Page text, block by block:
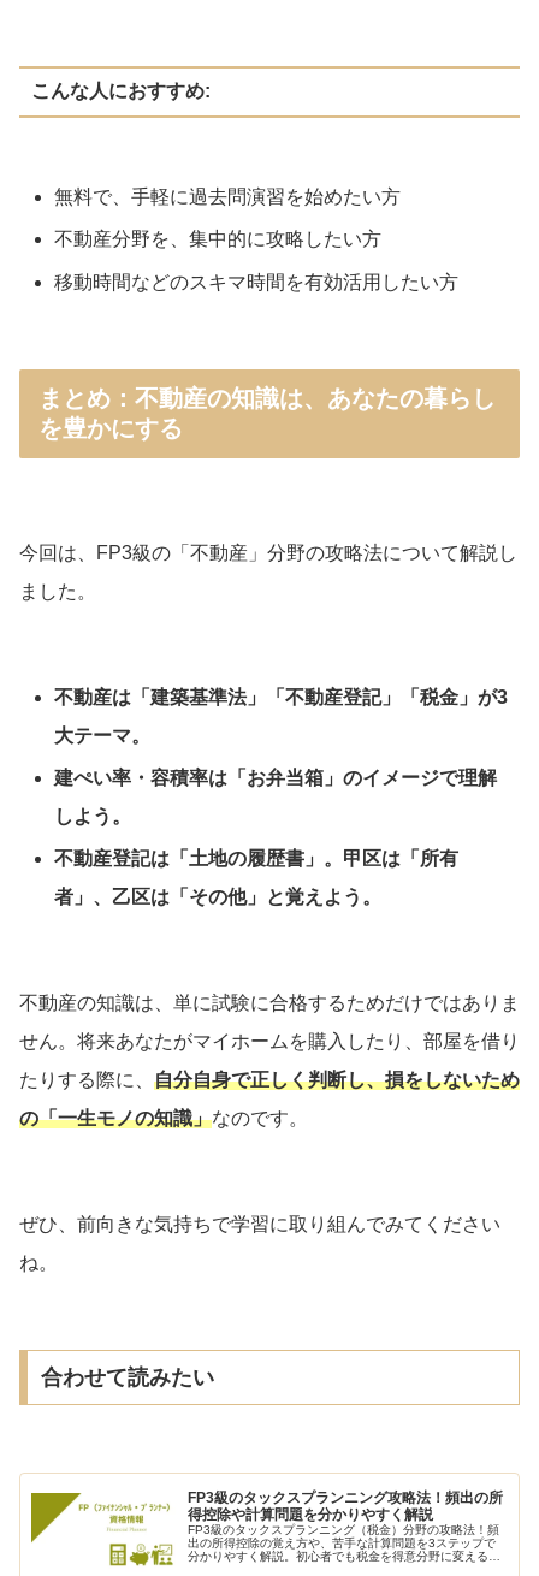
こんな人におすすめ:
無料で、手軽に過去問演習を始めたい方
不動産分野を、集中的に攻略したい方
移動時間などのスキマ時間を有効活用したい方
まとめ：不動産の知識は、あなたの暮らし
を豊かにする
今回は、FP3級の「不動産」分野の攻略法について解説し
ました。
不動産は「建築基準法」「不動産登記」「税金」が3
大テーマ。
建ぺい率・容積率は「お弁当箱」のイメージで理解
しよう。
不動産登記は「土地の履歴書」。甲区は「所有
者」、乙区は「その他」と覚えよう。
不動産の知識は、単に試験に合格するためだけではありま
せん。将来あなたがマイホームを購入したり、部屋を借り
たりする際に、 自分自身で正しく判断し、損をしないため
の「一生モノの知識」なのです。
ぜひ、前向きな気持ちで学習に取り組んでみてください
ね。
合わせて読みたい
FP3級のタックスプランニング攻略法！頻出の所
得控除や計算問題を分かりやすく解説
FP3級のタックスプランニング（税金）分野の攻略法！頻
出の所得控除の覚え方や、苦手な計算問題を3ステップで
分かりやすく解説。初心者でも税金を得意分野に変えるた